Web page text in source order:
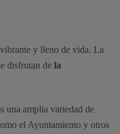
y lleno de vida. La
disfrutan de la
una amplia variedad de
el Ayuntamiento y otros